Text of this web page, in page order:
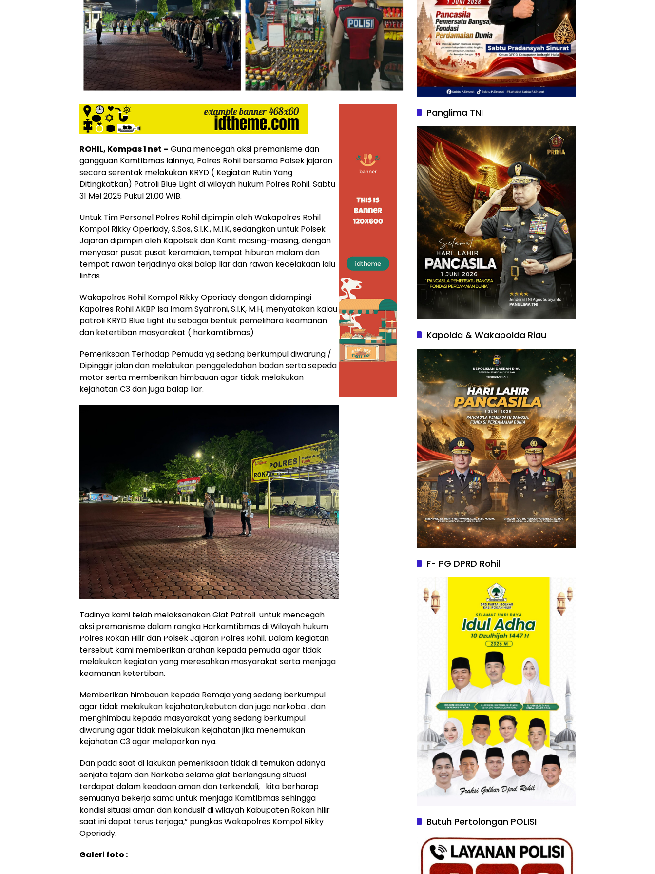
ROHIL, Kompas 1 net – Guna mencegah aksi premanisme dan
gangguan Kamtibmas lainnya, Polres Rohil bersama Polsek jajaran
secara serentak melakukan KRYD ( Kegiatan Rutin Yang
Ditingkatkan) Patroli Blue Light di wilayah hukum Polres Rohil. Sabtu
31 Mei 2025 Pukul 21.00 WIB.
Untuk Tim Personel Polres Rohil dipimpin oleh Wakapolres Rohil
Kompol Rikky Operiady, S.Sos, S.I.K., M.I.K, sedangkan untuk Polsek
Jajaran dipimpin oleh Kapolsek dan Kanit masing-masing, dengan
menyasar pusat pusat keramaian, tempat hiburan malam dan
tempat rawan terjadinya aksi balap liar dan rawan kecelakaan lalu
lintas.
Wakapolres Rohil Kompol Rikky Operiady dengan didampingi
Kapolres Rohil AKBP Isa Imam Syahroni, S.I.K, M.H, menyatakan kalau
patroli KRYD Blue Light itu sebagai bentuk pemelihara keamanan
dan ketertiban masyarakat ( harkamtibmas)
Pemeriksaan Terhadap Pemuda yg sedang berkumpul diwarung /
Dipinggir jalan dan melakukan penggeledahan badan serta sepeda
motor serta memberikan himbauan agar tidak melakukan
kejahatan C3 dan juga balap liar.
Tadinya kami telah melaksanakan Giat Patroli untuk mencegah
aksi premanisme dalam rangka Harkamtibmas di Wilayah hukum
Polres Rokan Hilir dan Polsek Jajaran Polres Rohil. Dalam kegiatan
tersebut kami memberikan arahan kepada pemuda agar tidak
melakukan kegiatan yang meresahkan masyarakat serta menjaga
keamanan ketertiban.
Memberikan himbauan kepada Remaja yang sedang berkumpul
agar tidak melakukan kejahatan,kebutan dan juga narkoba , dan
menghimbau kepada masyarakat yang sedang berkumpul
diwarung agar tidak melakukan kejahatan jika menemukan
kejahatan C3 agar melaporkan nya.
Dan pada saat di lakukan pemeriksaan tidak di temukan adanya
senjata tajam dan Narkoba selama giat berlangsung situasi
terdapat dalam keadaan aman dan terkendali, kita berharap
semuanya bekerja sama untuk menjaga Kamtibmas sehingga
kondisi situasi aman dan kondusif di wilayah Kabupaten Rokan hilir
saat ini dapat terus terjaga,” pungkas Wakapolres Kompol Rikky
Operiady.
Galeri foto :
Panglima TNI
Kapolda & Wakapolda Riau
F- PG DPRD Rohil
Butuh Pertolongan POLISI